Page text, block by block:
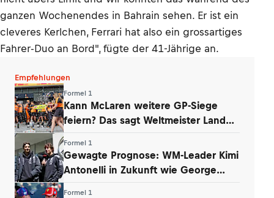
ganzen Wochenendes in Bahrain sehen. Er ist ein
cleveres Kerlchen, Ferrari hat also ein grossartiges
Fahrer-Duo an Bord", fügte der 41-Jährige an.
Empfehlungen
Formel 1
Kann McLaren weitere GP-Siege
feiern? Das sagt Weltmeister Lando
Formel 1
Gewagte Prognose: WM-Leader Kimi
Antonelli in Zukunft wie George
Formel 1